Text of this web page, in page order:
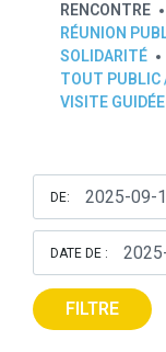
RENCONTRE
RÉUNION
SOLIDARITÉ
TOUT PUBLIC
VISITE GUIDÉE
DE:
DATE DE :
FILTRE